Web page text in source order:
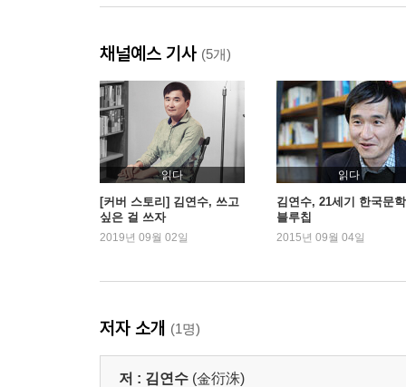
산문┃왼쪽부터 김연수 씨, 김연수 씨의 부인……
대담┃소설가라는 건 외로운 것이 거의 운명이다,
다섯 번째 청춘의 문장 소설이라는 것
산문┃동무여, 이제 나는 바로 보마
대담┃단언할 수 없는, 단언하지 못하는, 단언하지
여섯 번째 청춘의 문장 불안이라는 것
산문┃아무리 어두워도 개를 발로 차는 사람은 되
산문┃바람이 분다, 봄날은 간다
대담┃당장 눈앞의 순간, 지금뿐이에요
채널예스 기사 (5개)
읽다
[커버 스토리] 김연수, 쓰고
싶은 걸 쓰자
2019년 09월 02일
읽다
김연수, 21세기 한국문
블루칩
2015년 09월 04일
저자 소개 (1명)
저 : 김연수 (金衍洙)